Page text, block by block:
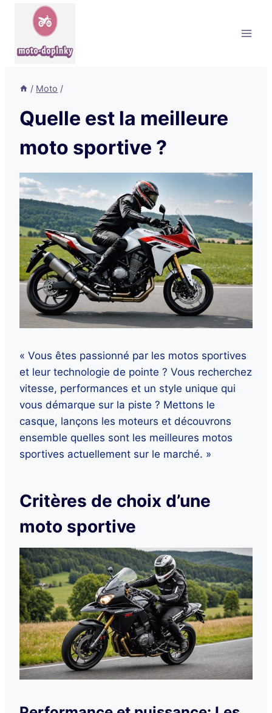
/ Moto /
Quelle est la meilleure
moto sportive ?
« Vous êtes passionné par les motos sportives
et leur technologie de pointe ? Vous recherchez
vitesse, performances et un style unique qui
vous démarque sur la piste ? Mettons le
casque, lançons les moteurs et découvrons
ensemble quelles sont les meilleures motos
sportives actuellement sur le marché. »
Critères de choix d’une
moto sportive